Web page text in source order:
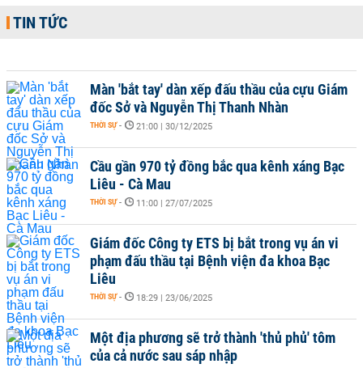
TIN TỨC
Màn 'bắt tay' dàn xếp đấu thầu của cựu Giám
đốc Sở và Nguyễn Thị Thanh Nhàn
THỜI SỰ - 21:00 | 30/12/2025
Cầu gần 970 tỷ đồng bắc qua kênh xáng Bạc
Liêu - Cà Mau
THỜI SỰ - 11:00 | 27/07/2025
Giám đốc Công ty ETS bị bắt trong vụ án vi
phạm đấu thầu tại Bệnh viện đa khoa Bạc
Liêu
THỜI SỰ - 18:29 | 23/06/2025
Một địa phương sẽ trở thành 'thủ phủ' tôm
của cả nước sau sáp nhập